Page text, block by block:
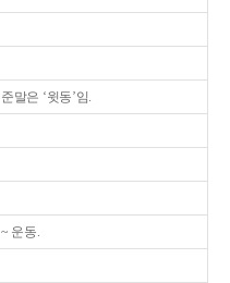
준말은 ‘윗동’임.
~ 운동.